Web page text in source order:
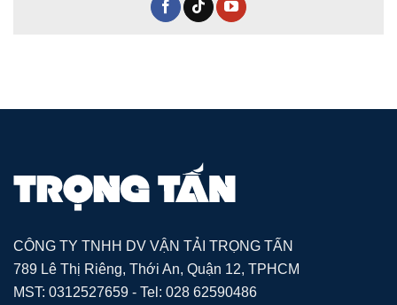
CÔNG TY TNHH DV VẬN TẢI TRỌNG TẤN
789 Lê Thị Riêng, Thới An, Quận 12, TPHCM
MST: 0312527659 - Tel: 028 62590486